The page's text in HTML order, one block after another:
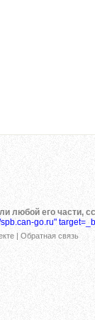
любой его части,
go.ru"
| Обратная связь